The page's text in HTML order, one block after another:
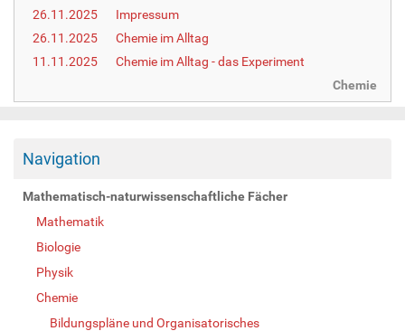
26.11.2025
Impressum
26.11.2025
Chemie im Alltag
11.11.2025
Chemie im Alltag - das Experiment
Chemie
Navigation
Mathematisch-naturwissenschaftliche Fächer
Mathematik
Biologie
Physik
Chemie
Bildungspläne und Organisatorisches